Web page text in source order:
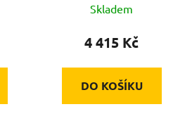
Skladem
4 415 Kč
DO KOŠÍKU